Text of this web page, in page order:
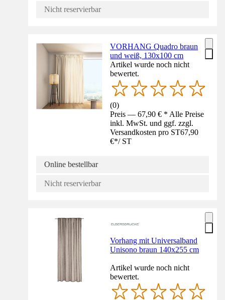
Nicht reservierbar
VORHANG Quadro braun
und weiß, 130x100 cm
Artikel wurde noch nicht
bewertet.
(0)
Preis — 67,90 € * Alle Preise
inkl. MwSt. und ggf. zzgl.
Versandkosten pro ST67,90
€*/ ST
Online bestellbar
Nicht reservierbar
Vorhang mit Universalband
Unisono braun 140x255 cm
Artikel wurde noch nicht
bewertet.